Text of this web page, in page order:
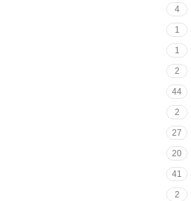
4
1
1
2
44
2
27
20
41
2